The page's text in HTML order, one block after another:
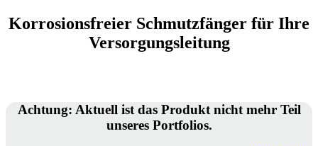
Korro­si­ons­freier Schmutz­fänger für Ihre
Versorgungsleitung
Achtung: Aktuell ist das Produkt nicht mehr Teil
unseres Portfolios.